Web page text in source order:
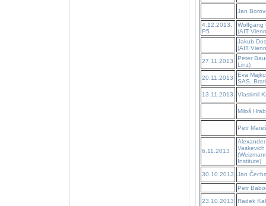
Jan
4.12.2013,
P5
Wolfgang
(AIT
Jakub
(AIT
27.11.2013
Peter
Linz)
20.11.2013
Eva
SAS,
13.11.2013
Vlastimil
Miloš
Petr
6.11.2013
Alexander
Vaskevich
Institute)
30.10.2013
Jan
Petr
23.10.2013
Radek